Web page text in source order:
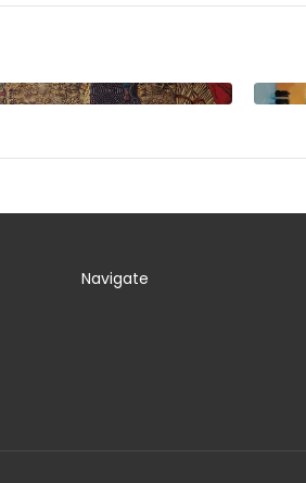
Navigate